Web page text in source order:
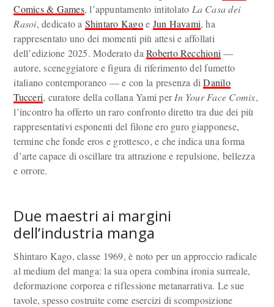
Comics & Games, l’appuntamento intitolato La Casa dei
Rasoi, dedicato a Shintaro Kagoe Jun Hayami, ha
rappresentato uno dei momenti più attesi e affollati
dell’edizione 2025. Moderato daRoberto Recchioni —
autore, sceneggiatore e figura di riferimento del fumetto
italiano contemporaneo — e con la presenza diDanilo
Tucceri, curatore della collana Yami perIn Your Face Comix,
l’incontro ha offerto un raro confronto diretto tra due dei più
rappresentativi esponenti del filone ero guro giapponese,
termine che fonde eros e grottesco, e che indica una forma
d’arte capace di oscillare tra attrazione e repulsione, bellezza
e orrore.
Due maestri ai margini
dell’industria manga
Shintaro Kago, classe 1969, è noto per un approccio radicale
al medium del manga: la sua opera combina ironia surreale,
deformazione corporea e riflessione metanarrativa. Le sue
tavole, spesso costruite come esercizi di scomposizione